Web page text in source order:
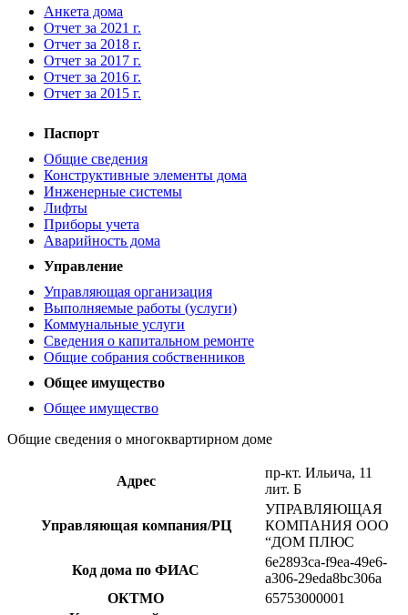
Анкета дома
Отчет за 2021 г.
Отчет за 2018 г.
Отчет за 2017 г.
Отчет за 2016 г.
Отчет за 2015 г.
Паспорт
Общие сведения
Конструктивные элементы дома
Инженерные системы
Лифты
Приборы учета
Аварийность дома
Управление
Управляющая организация
Выполняемые работы (услуги)
Коммунальные услуги
Сведения о капитальном ремонте
Общие собрания собственников
Общее имущество
Общее имущество
Общие сведения о многоквартирном доме
Адрес
пр-кт. Ильича, 11
лит. Б
Управляющая компания/РЦ
УПРАВЛЯЮЩАЯ
КОМПАНИЯ ООО
“ДОМ ПЛЮС
Код дома по ФИАС
6e2893ca-f9ea-49e6-
a306-29eda8bc306a
ОКТМО
65753000001